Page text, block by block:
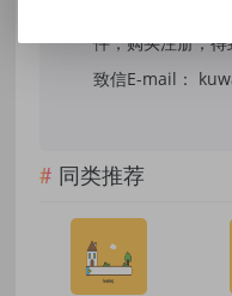
件，购买注册，
致信E-mail：
同类推荐